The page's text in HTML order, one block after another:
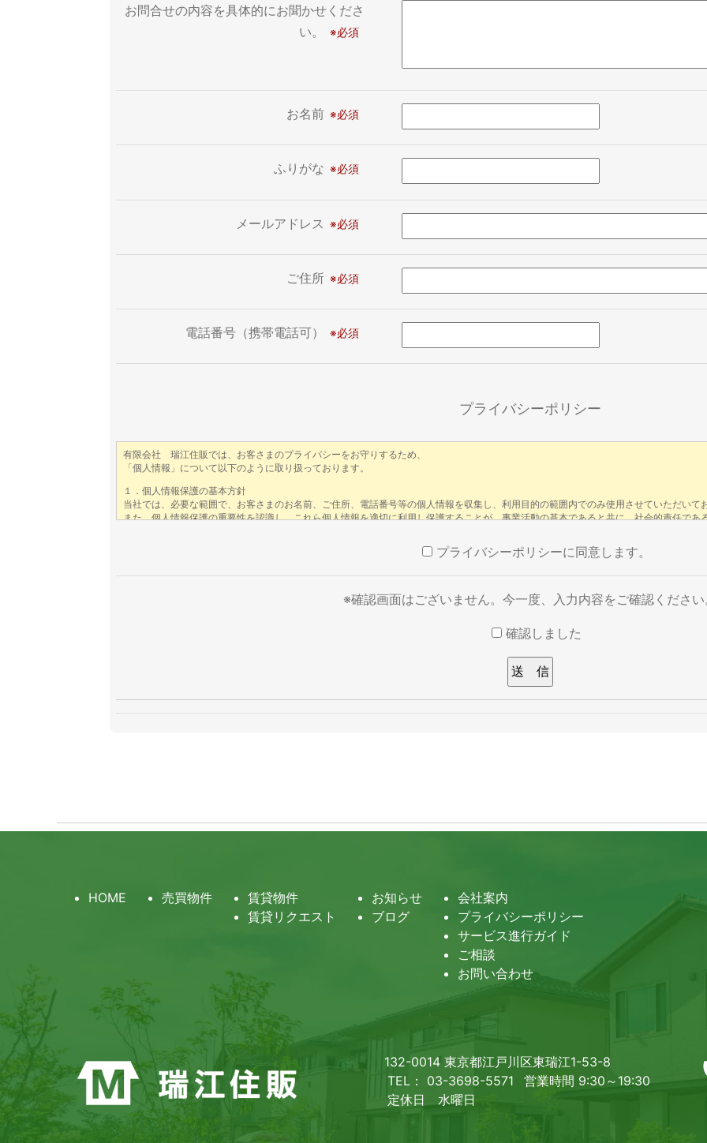
お問合せの内容を具体的にお聞かせくださ
い。
お名前
ふりがな
メールアドレス
ご住所
電話番号（携帯電話可）
プライバシーポリシー
プライバシーポリシーに同意します。
※確認画面はございません。今一度、入力内容をご確認ください
確認しました
このフィールドは空のままにしてください。
HOME 売買物件
賃貸物件
賃貸リクエスト
お知らせ
ブログ
会社案内
プライバシーポリシー
サービス進行ガイド
ご相談
お問い合わせ
132-0014 東京都江戸川区東瑞江1-53-8
TEL： 03-3698-5571
営業時間 9:30～19:30
定休日 水曜日